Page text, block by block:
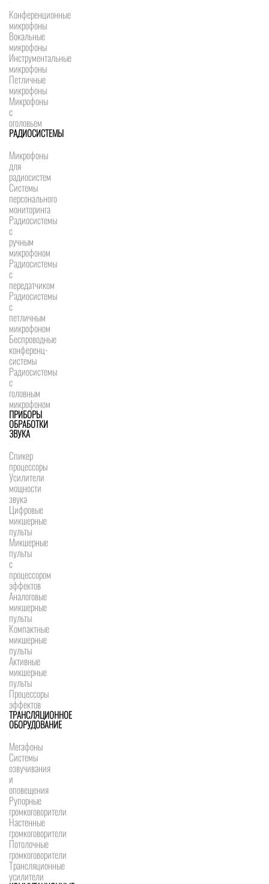
Конференционные
микрофоны
Вокальные
микрофоны
Инструментальные
микрофоны
Петличные
микрофоны
Микрофоны
с
оголовьем
РАДИОСИСТЕМЫ
Микрофоны
для
радиосистем
Системы
персонального
мониторинга
Радиосистемы
c
ручным
микрофоном
Радиосистемы
с
передатчиком
Радиосистемы
с
петличным
микрофоном
Беспроводные
конференц-
системы
Радиосистемы
с
головным
микрофоном
ПРИБОРЫ
ОБРАБОТКИ
ЗВУКА
Спикер
процессоры
Усилители
мощности
звука
Цифровые
микшерные
пульты
Микшерные
пульты
с
процессором
эффектов
Аналоговые
микшерные
пульты
Компактные
микшерные
пульты
Активные
микшерные
пульты
Процессоры
эффектов
ТРАНСЛЯЦИОННОЕ
ОБОРУДОВАНИЕ
Мегафоны
Системы
озвучивания
и
оповещения
Рупорные
громкоговорители
Настенные
громкоговорители
Потолочные
громкоговорители
Трансляционные
усилители